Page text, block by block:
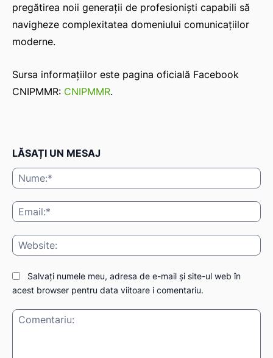
pregătirea noii generații de profesioniști capabili să
navigheze complexitatea domeniului comunicațiilor
moderne.
Sursa informațiilor este pagina oficială Facebook
CNIPMMR: CNIPMMR.
LĂSAȚI UN MESAJ
Salvați numele meu, adresa de e-mail și site-ul web în
acest browser pentru data viitoare i comentariu.